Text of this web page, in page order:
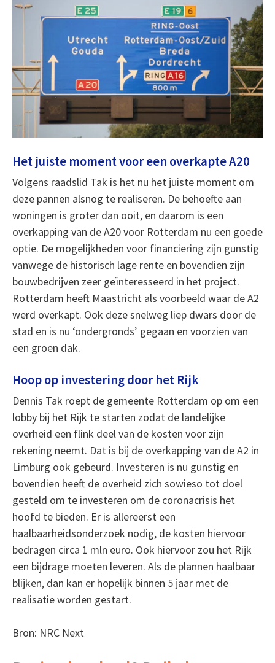
Het juiste moment voor een overkapte A20
Volgens raadslid Tak is het nu het juiste moment om
deze pannen alsnog te realiseren. De behoefte aan
woningen is groter dan ooit, en daarom is een
overkapping van de A20 voor Rotterdam nu een goede
optie. De mogelijkheden voor financiering zijn gunstig
vanwege de historisch lage rente en bovendien zijn
bouwbedrijven zeer geïnteresseerd in het project.
Rotterdam heeft Maastricht als voorbeeld waar de A2
werd overkapt. Ook deze snelweg liep dwars door de
stad en is nu ‘ondergronds’ gegaan en voorzien van
een groen dak.
Hoop op investering door het Rijk
Dennis Tak roept de gemeente Rotterdam op om een
lobby bij het Rijk te starten zodat de landelijke
overheid een flink deel van de kosten voor zijn
rekening neemt. Dat is bij de overkapping van de A2 in
Limburg ook gebeurd. Investeren is nu gunstig en
bovendien heeft de overheid zich sowieso tot doel
gesteld om te investeren om de coronacrisis het
hoofd te bieden. Er is allereerst een
haalbaarheidsonderzoek nodig, de kosten hiervoor
bedragen circa 1 mln euro. Ook hiervoor zou het Rijk
een bijdrage moeten leveren. Als de plannen haalbaar
blijken, dan kan er hopelijk binnen 5 jaar met de
realisatie worden gestart.
Bron: NRC Next